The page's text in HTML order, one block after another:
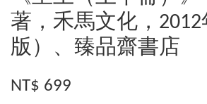
著，禾馬文化，2012
版）、臻品齋書店
NT$ 699